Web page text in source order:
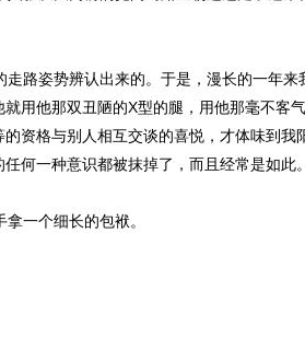
路姿势辨认出来的。于是，漫长的一年
用他那双丑陋的X型的腿，用他那毫不客
资格与别人相互交谈的喜悦，才体味到
何一种意识都被抹掉了，而且经常是如此。
一个细长的包袱。